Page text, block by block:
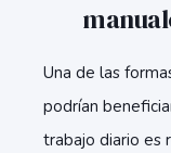
Una de las
podrían
trabajo diario es